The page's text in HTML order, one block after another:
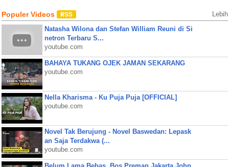
Populer Videos Lebih
Natasha Wilona dan Stefan William Reuni di Si
netron Terbaru S...
youtube.com
BAHAYA TUKANG OJEK JAMAN SEKARANG
youtube.com
Nella Kharisma - Ku Puja Puja [OFFICIAL]
youtube.com
Novel Tak Berujung - Novel Baswedan: Lepask
an Saja Terdakwa (...
youtube.com